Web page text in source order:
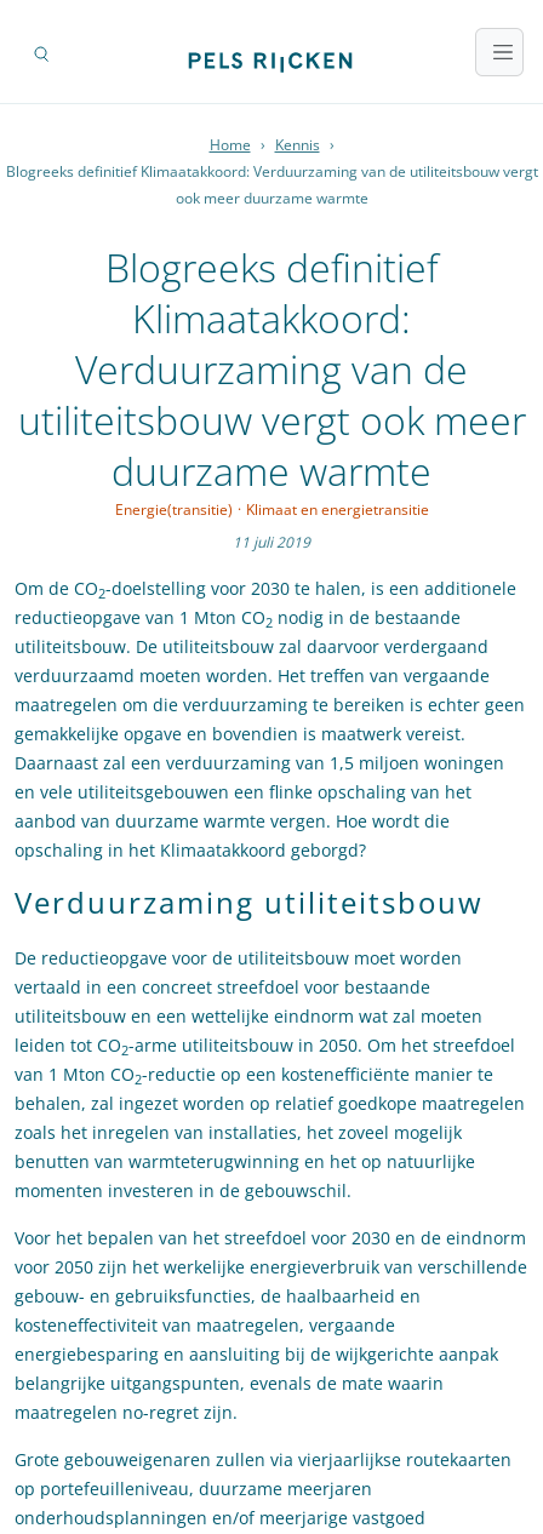
Home › Kennis ›
Blogreeks definitief Klimaatakkoord: Verduurzaming van de utiliteitsbouw vergt
ook meer duurzame warmte
Blogreeks definitief
Klimaatakkoord:
Verduurzaming van de
utiliteitsbouw vergt ook meer
duurzame warmte
Energie(transitie) · Klimaat en energietransitie
11 juli 2019
Om de CO2-doelstelling voor 2030 te halen, is een additionele
reductieopgave van 1 Mton CO2 nodig in de bestaande
utiliteitsbouw. De utiliteitsbouw zal daarvoor verdergaand
verduurzaamd moeten worden. Het treffen van vergaande
maatregelen om die verduurzaming te bereiken is echter geen
gemakkelijke opgave en bovendien is maatwerk vereist.
Daarnaast zal een verduurzaming van 1,5 miljoen woningen
en vele utiliteitsgebouwen een flinke opschaling van het
aanbod van duurzame warmte vergen. Hoe wordt die
opschaling in het Klimaatakkoord geborgd?
Verduurzaming utiliteitsbouw
De reductieopgave voor de utiliteitsbouw moet worden
vertaald in een concreet streefdoel voor bestaande
utiliteitsbouw en een wettelijke eindnorm wat zal moeten
leiden tot CO2-arme utiliteitsbouw in 2050. Om het streefdoel
van 1 Mton CO2-reductie op een kostenefficiënte manier te
behalen, zal ingezet worden op relatief goedkope maatregelen
zoals het inregelen van installaties, het zoveel mogelijk
benutten van warmteterugwinning en het op natuurlijke
momenten investeren in de gebouwschil.
Voor het bepalen van het streefdoel voor 2030 en de eindnorm
voor 2050 zijn het werkelijke energieverbruik van verschillende
gebouw- en gebruiksfuncties, de haalbaarheid en
kosteneffectiviteit van maatregelen, vergaande
energiebesparing en aansluiting bij de wijkgerichte aanpak
belangrijke uitgangspunten, evenals de mate waarin
maatregelen no-regret zijn.
Grote gebouweigenaren zullen via vierjaarlijkse routekaarten
op portefeuilleniveau, duurzame meerjaren
onderhoudsplanningen en/of meerjarige vastgoed